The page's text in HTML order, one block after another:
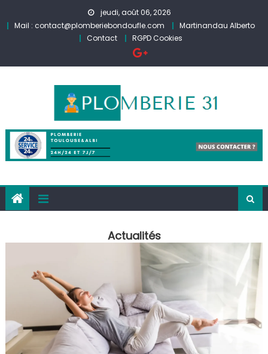
to
jeudi, août 06, 2026
Mail : contact@plomberiebondoufle.com
Martinandau Alberto
Contact
RGPD Cookies
Actualités